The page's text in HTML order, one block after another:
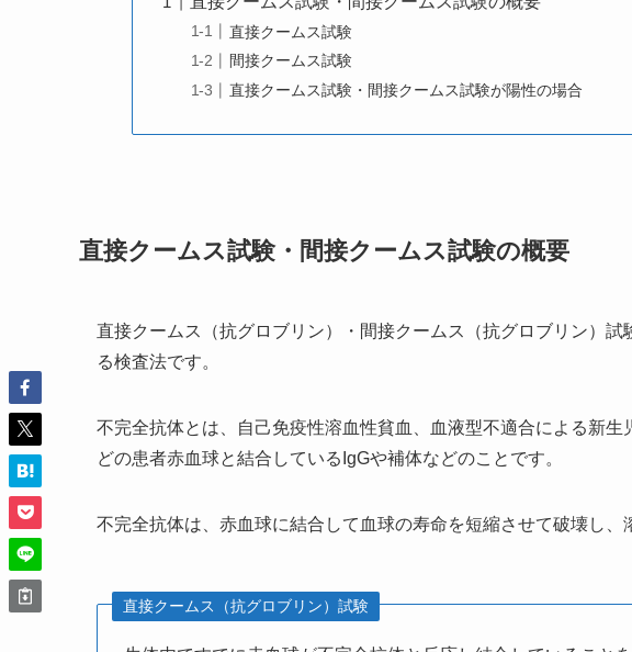
直接クームス試験
間接クームス試験
直接クームス試験・間接クームス試験が陽性の場合
直接クームス試験・間接クームス試験の概要
直接クームス（抗グロブリン）・間接クームス（抗グロブリン）
る検査法です。
不完全抗体とは、自己免疫性溶血性貧血、血液型不適合による新
どの患者赤血球と結合しているIgGや補体などのことです。
不完全抗体は、赤血球に結合して血球の寿命を短縮させて破壊し、
直接クームス（抗グロブリン）試験